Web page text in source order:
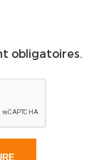
obligatoires.